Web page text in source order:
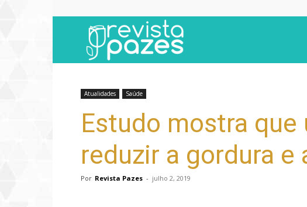
Atualidades Saúde
Estudo mostra que
reduzir a gordura e
Por Revista Pazes - julho 2, 2019